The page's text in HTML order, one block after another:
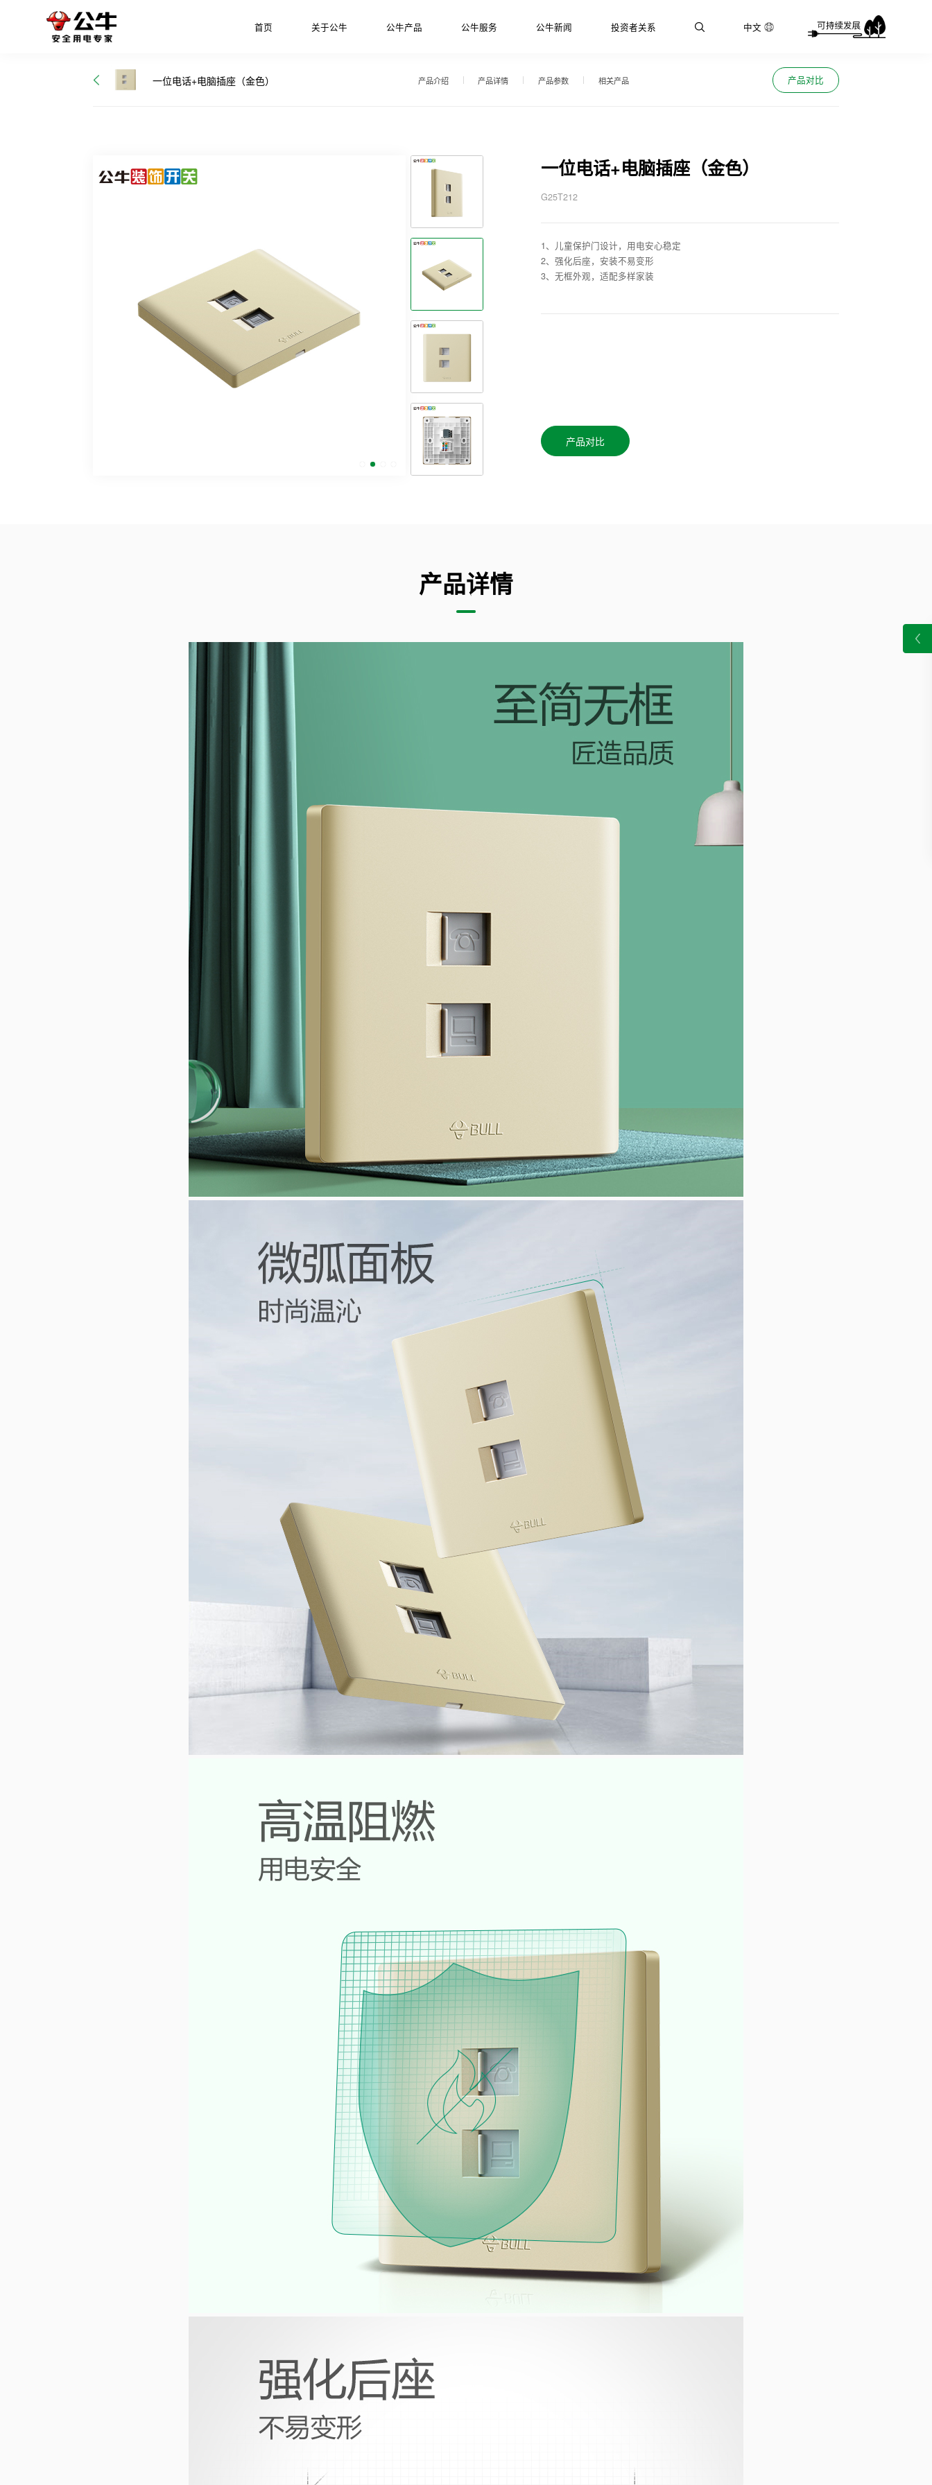
首页 关于公牛 公牛产品 公牛服务 公牛新闻 投资者关系 中文
一位电话+电脑插座（金色） 产品介绍 产品详情 产品参数 相关产品 产品对比
一位电话+电脑插座（金色）
G25T212
1、儿童保护门设计，用电安心稳定
2、强化后座，安装不易变形
3、无框外观，适配多样家装
产品对比
产品详情